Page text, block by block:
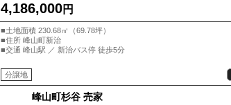
4,186,000円
■土地面積 230.68㎡（69.78坪）
■住所 峰山町新治
■交通 峰山駅 ／ 新治バス停 徒歩5分
分譲地
峰山町杉谷 売家